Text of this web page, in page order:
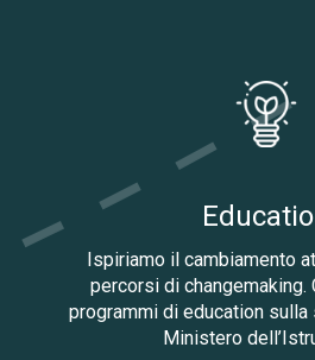
Ispiriamo il cambiamento
percorsi di changemaking.
programmi di education
Ministero